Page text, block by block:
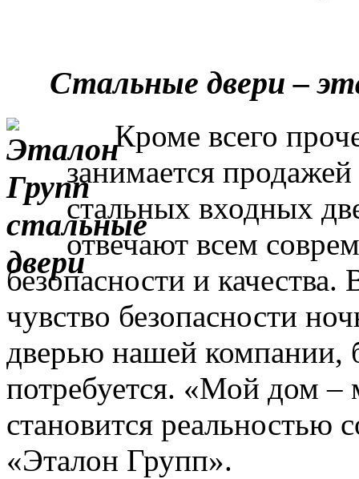
Стальные двери –
Кроме всего
занимается
стальных входных
отвечают всем
безопасности и
чувство безопасности
дверью нашей компании,
потребуется. «Мой дом –
становится реальностью
«Эталон Групп».